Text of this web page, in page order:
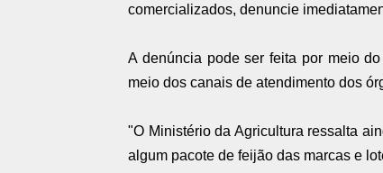
comercializados, denuncie
A denúncia pode ser feita por meio
meio dos canais de atendimento dos
"O Ministério da Agricultura ressalta
algum pacote de feijão das marcas e